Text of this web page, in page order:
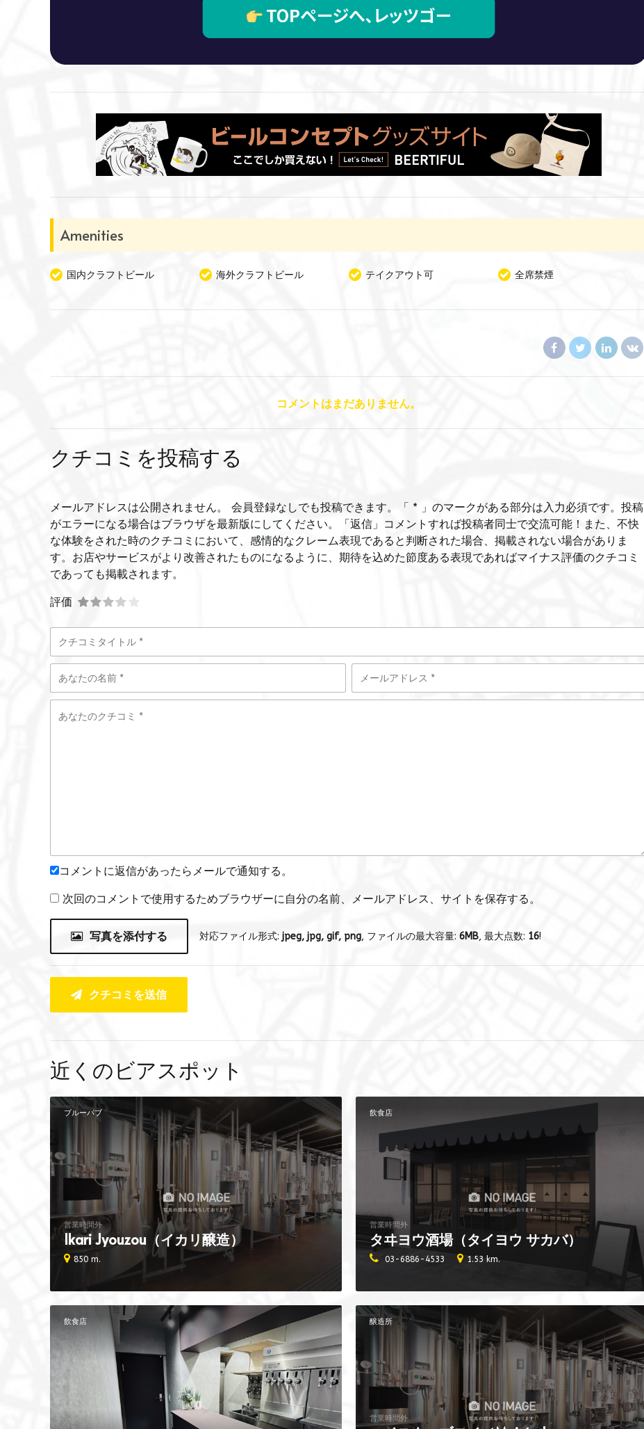
Amenities
国内クラフトビール 海外クラフトビール テイクアウト可 全席禁煙
コメントはまだありません。
クチコミを投稿する
メールアドレスは公開されません。 会員登録なしでも投稿できます。「 * 」のマークがある部分は入力必須です。投稿
がエラーになる場合はブラウザを最新版にしてください。「返信」コメントすれば投稿者同士で交流可能！また、不快
な体験をされた時のクチコミにおいて、感情的なクレーム表現であると判断された場合、掲載されない場合がありま
す。お店やサービスがより改善されたものになるように、期待を込めた節度ある表現であればマイナス評価のクチコミ
であっても掲載されます。
評価
コメントに返信があったらメールで通知する。
次回のコメントで使用するためブラウザーに自分の名前、メールアドレス、サイトを保存する。
写真を添付する 対応ファイル形式: jpeg, jpg, gif, png, ファイルの最大容量: 6MB, 最大点数: 16!
クチコミを送信
近くのビアスポット
ブルーパブ
Ikari Jyouzou（イカリ醸造）
営業時間外
850 m.
飲食店
タヰヨウ酒場（タイヨウ サカバ）
営業時間外
03-6886-4533 1.53 km.
飲食店 醸造所
営業時間外